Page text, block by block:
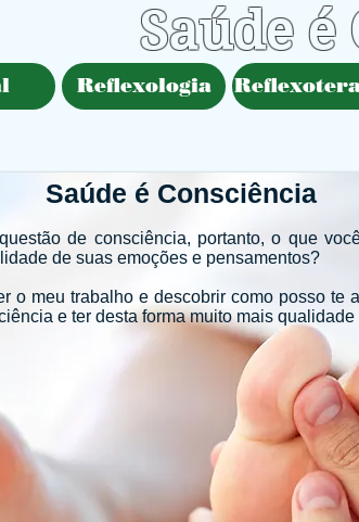
Saúde é
Reflexologia
Saúde é Consciência
de consciência, portanto, o que
de suas emoções e pensamentos?
o meu trabalho e descobrir como posso te
e ter desta forma muito mais qualidade